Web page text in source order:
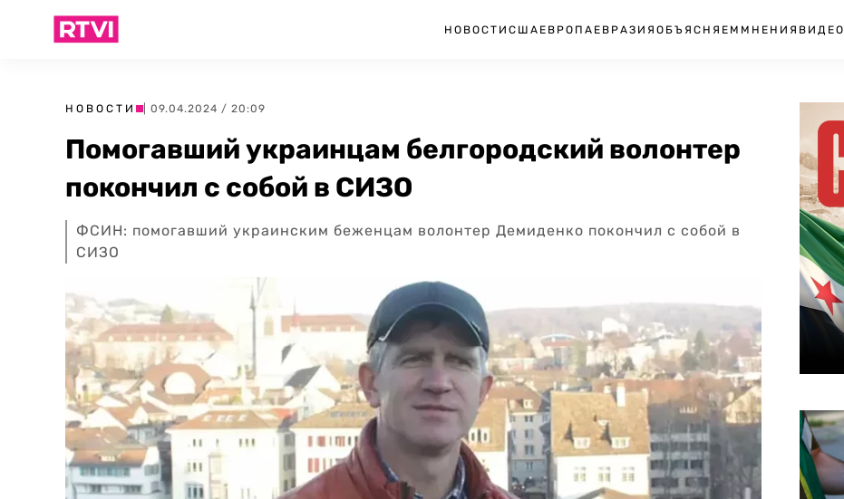
НОВОСТИ США ЕВРОПА ЕВРАЗИЯ ОБЪЯСНЯЕМ МНЕНИЯ ВИДЕО
НОВОСТИ | 09.04.2024 / 20:09
Помогавший украинцам белгородский волонтер
покончил с собой в СИЗО
ФСИН: помогавший украинским беженцам волонтер Демиденко покончил с собой в
СИЗО